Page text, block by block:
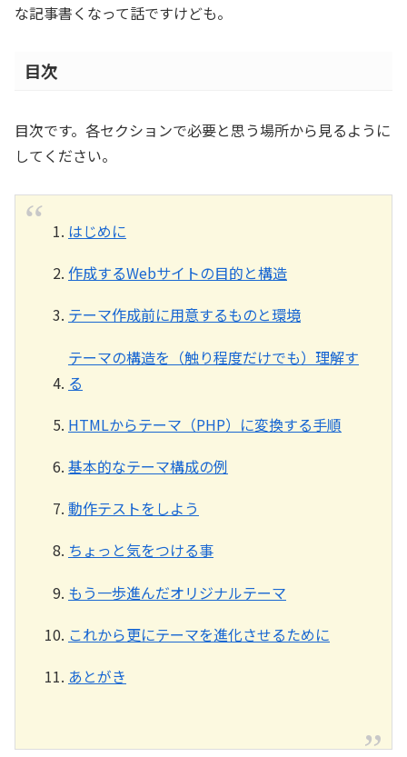
な記事書くなって話ですけども。
目次
目次です。各セクションで必要と思う場所から見るように
してください。
はじめに
作成するWebサイトの目的と構造
テーマ作成前に用意するものと環境
テーマの構造を（触り程度だけでも）理解す
る
HTMLからテーマ（PHP）に変換する手順
基本的なテーマ構成の例
動作テストをしよう
ちょっと気をつける事
もう一歩進んだオリジナルテーマ
これから更にテーマを進化させるために
あとがき